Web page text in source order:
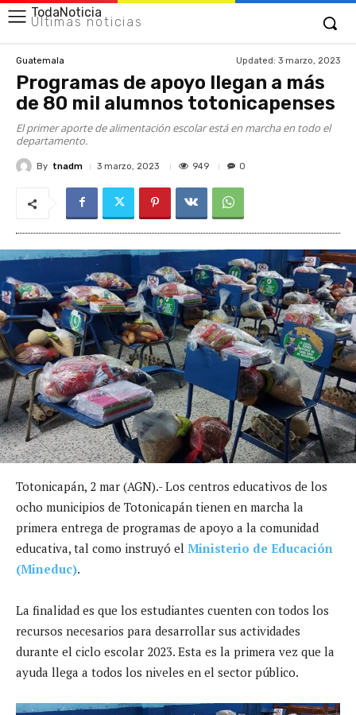
TodaNoticia
Últimas noticias
Guatemala Updated: 3 marzo, 2023
Programas de apoyo llegan a más
de 80 mil alumnos totonicapenses
El primer aporte de alimentación escolar está en marcha en todo el
departamento.
By tnadm 3 marzo, 2023 949 0
Totonicapán, 2 mar (AGN).- Los centros educativos de los
ocho municipios de Totonicapán tienen en marcha la
primera entrega de programas de apoyo a la comunidad
educativa, tal como instruyó el Ministerio de Educación
(Mineduc).
La finalidad es que los estudiantes cuenten con todos los
recursos necesarios para desarrollar sus actividades
durante el ciclo escolar 2023. Esta es la primera vez que la
ayuda llega a todos los niveles en el sector público.